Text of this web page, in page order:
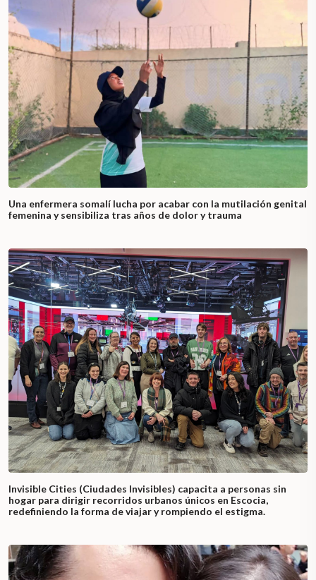
Una enfermera somalí lucha por acabar con la mutilación genital
femenina y sensibiliza tras años de dolor y trauma
Invisible Cities (Ciudades Invisibles) capacita a personas sin
hogar para dirigir recorridos urbanos únicos en Escocia,
redefiniendo la forma de viajar y rompiendo el estigma.